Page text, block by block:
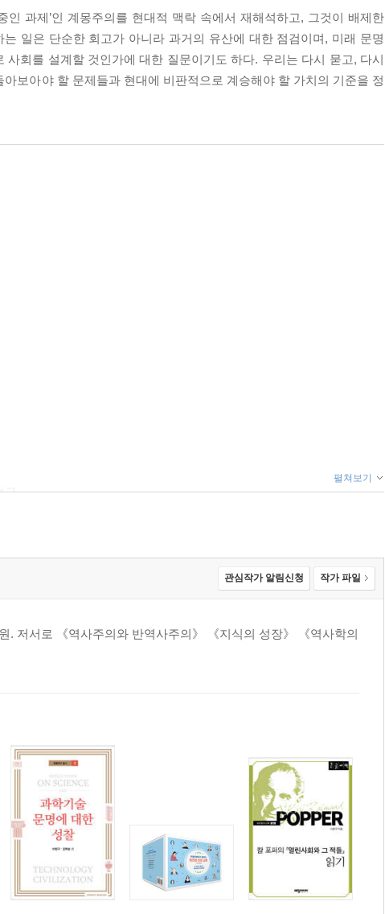
과제’인 계몽주의를 현대적 맥락 속에서 재해석하고, 그것이 배제한
일은 단순한 회고가 아니라 과거의 유산에 대한 점검이며, 미래 문명
회를 설계할 것인가에 대한 질문이기도 하다. 우리는 다시 묻고, 다시
보아야 할 문제들과 현대에 비판적으로 계승해야 할 가치의 기준을 정
구
펼쳐보기
관심작가 알림신청 작가 파일
저서로 《역사주의와 반역사주의》 《지식의 성장》 《역사학의